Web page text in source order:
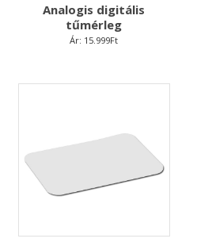
Analogis digitális
tűmérleg
Ár: 15.999Ft